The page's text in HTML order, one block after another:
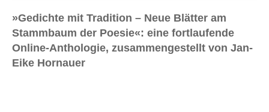
»Gedichte mit Tradition – Neue Blätter am
Stammbaum der Poesie«: eine fortlaufende
Online-Anthologie, zusammengestellt von Jan-
Eike Hornauer